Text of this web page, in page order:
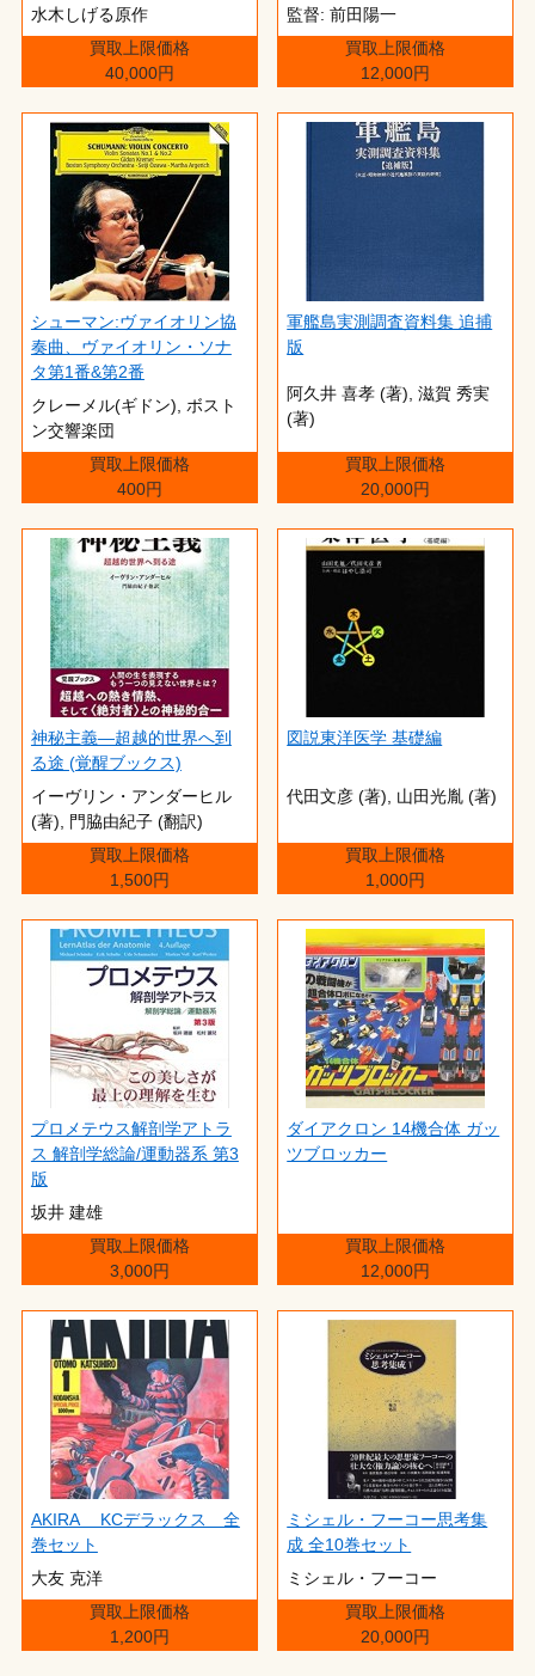
水木しげる原作
買取上限価格
40,000円
監督: 前田陽一
買取上限価格
12,000円
シューマン:ヴァイオリン協
奏曲、ヴァイオリン・ソナ
タ第1番&第2番
クレーメル(ギドン), ボスト
ン交響楽団
買取上限価格
400円
軍艦島実測調査資料集 追捕
版
阿久井 喜孝 (著),‎ 滋賀 秀実
(著)
買取上限価格
20,000円
神秘主義―超越的世界へ到
る途 (覚醒ブックス)
イーヴリン・アンダーヒル
(著),‎ 門脇由紀子 (翻訳)
買取上限価格
1,500円
図説東洋医学 基礎編
代田文彦 (著),‎ 山田光胤 (著)
買取上限価格
1,000円
プロメテウス解剖学アトラ
ス 解剖学総論/運動器系 第3
版
坂井 建雄
買取上限価格
3,000円
ダイアクロン 14機合体 ガッ
ツブロッカー
買取上限価格
12,000円
AKIRA KCデラックス 全
巻セット
大友 克洋
買取上限価格
1,200円
ミシェル・フーコー思考集
成 全10巻セット
ミシェル・フーコー
買取上限価格
20,000円